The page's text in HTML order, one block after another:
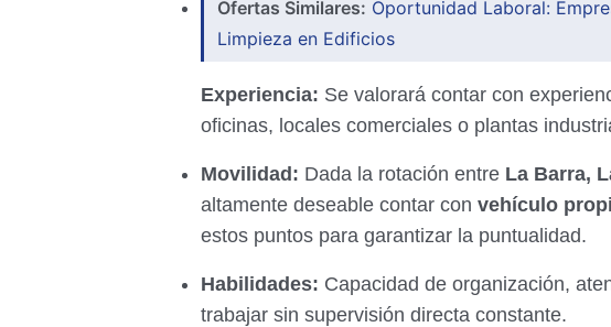
Ofertas Similares: Oportunidad Laboral:
Limpieza en Edificios
Experiencia: Se valorará contar con
oficinas, locales comerciales o plantas
Movilidad: Dada la rotación entre La Barra,
altamente deseable contar con vehículo
estos puntos para garantizar la puntualidad.
Habilidades: Capacidad de organización,
trabajar sin supervisión directa constante.